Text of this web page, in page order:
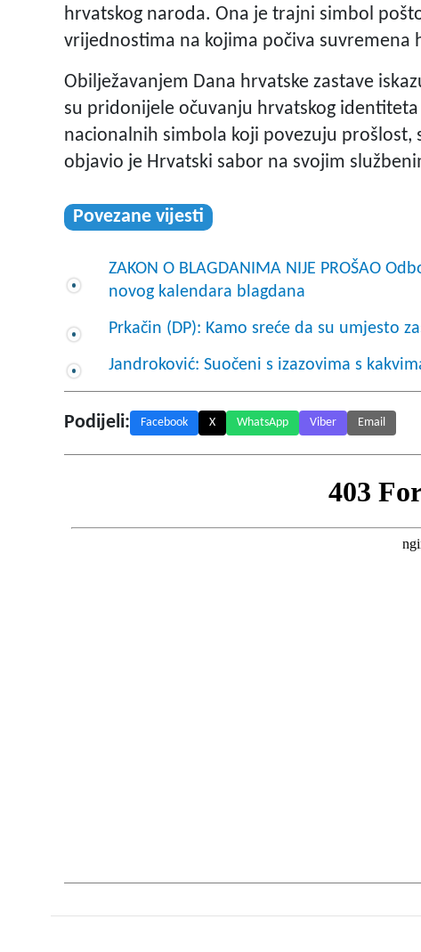
hrvatskog naroda. Ona je trajni simbol
vrijednostima na kojima počiva suvremena
Obilježavanjem Dana hrvatske zastave
su pridonijele očuvanju hrvatskog
nacionalnih simbola koji povezuju prošlost,
objavio je Hrvatski sabor na svojim
Povezane vijesti
ZAKON O BLAGDANIMA NIJE PROŠAO
novog kalendara blagdana
Prkačin (DP): Kamo sreće da su umjesto
Jandroković: Suočeni s izazovima s
Podijeli: Facebook X WhatsApp Viber Email